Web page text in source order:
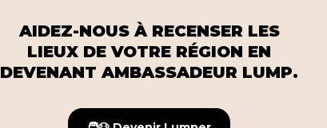
AIDEZ-NOUS À RECENSER LES
LIEUX DE VOTRE RÉGION EN
DEVENANT AMBASSADEUR LUMP.